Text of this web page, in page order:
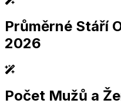
2,005 2,010
2,005 2,010
Průměrné Stáří
2026
2,005 2,010
2,005 2,010
Počet Mužů a